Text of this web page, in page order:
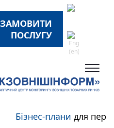
ЗАМОВИТИ
ПОСЛУГУ
Бізнес-планидля